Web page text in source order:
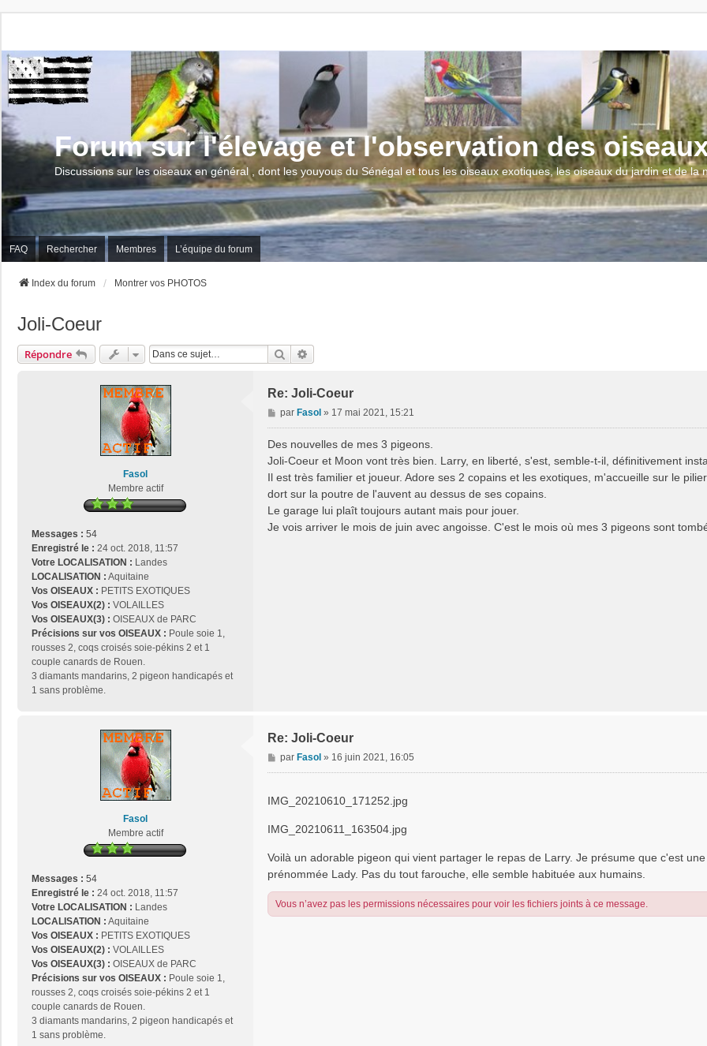
Forum sur l'élevage et l'observation des
Discussions sur les oiseaux en général , dont les youyous du Sénégal et tous les oiseaux exotiques, les oiseaux du jardin et de la
FAQ Rechercher Membres L’équipe du forum
Index du forum Montrer vos PHOTOS
Joli-Coeur
Répondre Rechercher
Fasol
Membre actif
Messages : 54
Enregistré le : 24 oct. 2018, 11:57
Votre LOCALISATION : Landes
LOCALISATION : Aquitaine
Vos OISEAUX : PETITS EXOTIQUES
Vos OISEAUX(2) : VOLAILLES
Vos OISEAUX(3) : OISEAUX de PARC
Précisions sur vos OISEAUX : Poule soie 1,
rousses 2, coqs croisés soie-pékins 2 et 1
couple canards de Rouen.
3 diamants mandarins, 2 pigeon handicapés et
1 sans problème.
Re: Joli-Coeur
M
e
a
g
e
par Fasol» 17 mai 2021, 15:21
Des nouvelles de mes 3 pigeons.
Joli-Coeur et Moon vont très bien. Larry, en liberté, s'est, semble-t-il, définitivement
Il est très familier et joueur. Adore ses 2 copains et les exotiques, m'accueille sur le
dort sur la poutre de l'auvent au dessus de ses copains.
Le garage lui plaît toujours autant mais pour jouer.
Je vois arriver le mois de juin avec angoisse. C'est le mois où mes 3 pigeons sont
Fasol
Membre actif
Messages : 54
Enregistré le : 24 oct. 2018, 11:57
Votre LOCALISATION : Landes
LOCALISATION : Aquitaine
Vos OISEAUX : PETITS EXOTIQUES
Vos OISEAUX(2) : VOLAILLES
Vos OISEAUX(3) : OISEAUX de PARC
Précisions sur vos OISEAUX : Poule soie 1,
rousses 2, coqs croisés soie-pékins 2 et 1
couple canards de Rouen.
3 diamants mandarins, 2 pigeon handicapés et
1 sans problème.
Re: Joli-Coeur
M
e
s
g
par Fasol» 16 juin 2021, 16:05
IMG_20210610_171252.jpg
IMG_20210611_163504.jpg
Voilà un adorable pigeon qui vient partager le repas de Larry. Je présume que c'est
prénommée Lady. Pas du tout farouche, elle semble habituée aux humains.
Vous n’avez pas les permissions nécessaires pour voir les fichiers joints à ce message.